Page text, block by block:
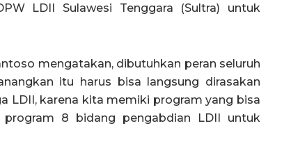
LDII Sulawesi Tenggara (Sultra) untuk
mengatakan, dibutuhkan peran seluruh
itu harus bisa langsung dirasakan
LDII, karena kita memiki program yang bisa
8 bidang pengabdian LDII untuk